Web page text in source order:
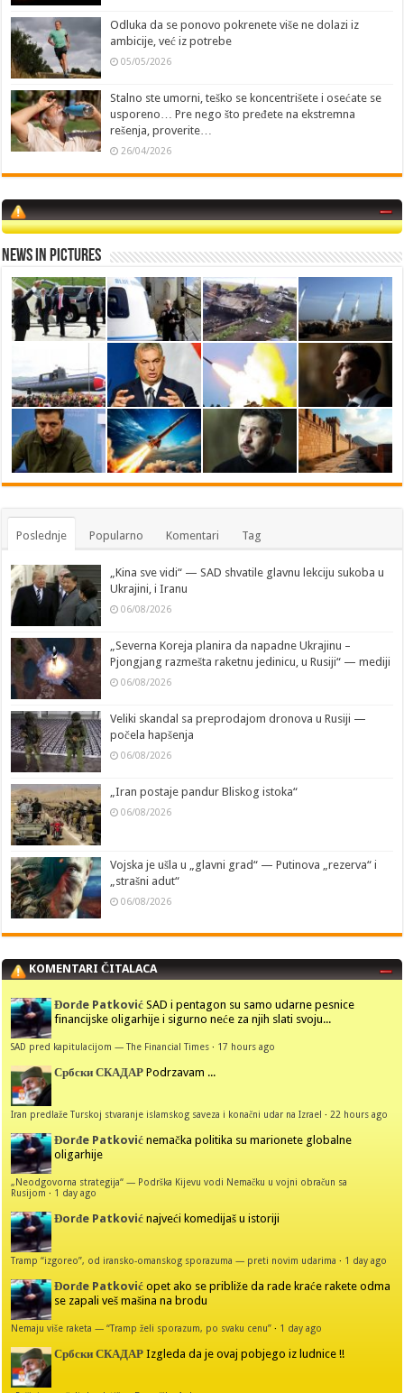
Odluka da se ponovo pokrenete više ne dolazi iz
ambicije, već iz potrebe
05/05/2026
Stalno ste umorni, teško se koncentrišete i osećate se
usporeno… Pre nego što pređete na ekstremna
rešenja, proverite…
26/04/2026
News in Pictures
Poslednje Popularno Komentari Tag
„Kina sve vidi“ — SAD shvatile glavnu lekciju sukoba u
Ukrajini, i Iranu
06/08/2026
„Severna Koreja planira da napadne Ukrajinu –
Pjongjang razmešta raketnu jedinicu, u Rusiji“ — mediji
06/08/2026
Veliki skandal sa preprodajom dronova u Rusiji —
počela hapšenja
06/08/2026
„Iran postaje pandur Bliskog istoka“
06/08/2026
Vojska je ušla u „glavni grad“ — Putinova „rezerva“ i
„strašni adut“
06/08/2026
KOMENTARI ČITALACA
Đorđe Patković SAD i pentagon su samo udarne pesnice
financijske oligarhije i sigurno neće za njih slati svoju...
SAD pred kapitulacijom — The Financial Times · 17 hours ago
Србски СКАДАР Podrzavam ...
Iran predlaže Turskoj stvaranje islamskog saveza i konačni udar na Izrael ·22 hours ago
Đorđe Patković nemačka politika su marionete globalne
oligarhije
„Neodgovorna strategija“ — Podrška Kijevu vodi Nemačku u vojni obračun sa
Rusijom · 1 day ago
Đorđe Patković najveći komedijaš u istoriji
Tramp “izgoreo”, od iransko-omanskog sporazuma — preti novim udarima · 1 day ago
Đorđe Patković opet ako se približe da rade kraće rakete odma
se zapali veš mašina na brodu
Nemaju više raketa — “Tramp želi sporazum, po svaku cenu” · 1 day ago
Србски СКАДАР Izgleda da je ovaj pobjego iz ludnice !!